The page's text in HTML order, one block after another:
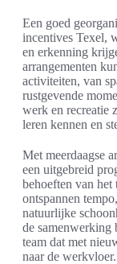
Een goed
incentives Texel,
en erkenning
arrangementen
activiteiten, van
rustgevende
werk en recreatie
leren kennen en
Met meerdaagse
een uitgebreid
behoeften van het
ontspannen
natuurlijke
de samenwerking
team dat met
naar de werkvloer.